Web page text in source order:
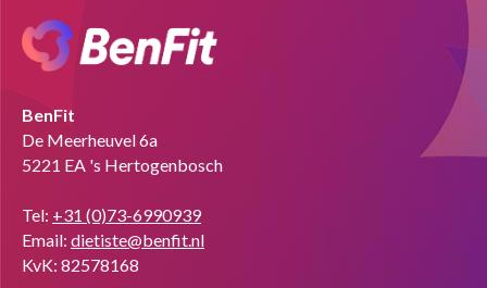
BenFit
De Meerheuvel 6a
5221 EA 's Hertogenbosch
Tel: +31 (0)73-6990939
Email: dietiste@benfit.nl
KvK: 82578168